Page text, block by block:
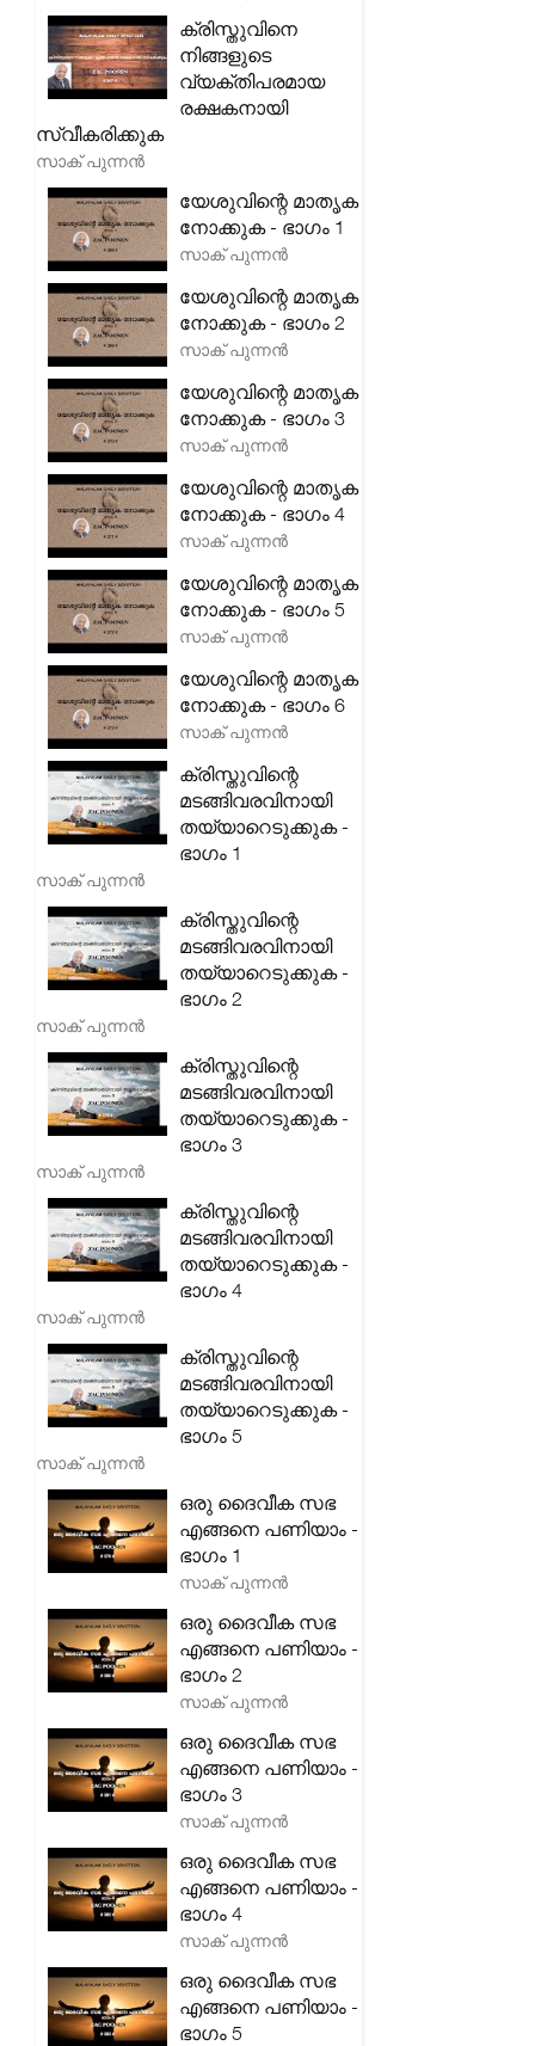
ക്രിസ്തുവിനെ
നിങ്ങളുടെ
വ്യക്തിപരമായ
രക്ഷകനായി
സ്വീകരിക്കുക
സാക് പുന്നൻ
യേശുവിന്റെ മാതൃക
നോക്കുക - ഭാഗം 1
സാക് പുന്നൻ
യേശുവിന്റെ മാതൃക
നോക്കുക - ഭാഗം 2
സാക് പുന്നൻ
യേശുവിന്റെ മാതൃക
നോക്കുക - ഭാഗം 3
സാക് പുന്നൻ
യേശുവിന്റെ മാതൃക
നോക്കുക - ഭാഗം 4
സാക് പുന്നൻ
യേശുവിന്റെ മാതൃക
നോക്കുക - ഭാഗം 5
സാക് പുന്നൻ
യേശുവിന്റെ മാതൃക
നോക്കുക - ഭാഗം 6
സാക് പുന്നൻ
ക്രിസ്തുവിന്റെ
മടങ്ങിവരവിനായി
തയ്യാറെടുക്കുക -
ഭാഗം 1
സാക് പുന്നൻ
ക്രിസ്തുവിന്റെ
മടങ്ങിവരവിനായി
തയ്യാറെടുക്കുക -
ഭാഗം 2
സാക് പുന്നൻ
ക്രിസ്തുവിന്റെ
മടങ്ങിവരവിനായി
തയ്യാറെടുക്കുക -
ഭാഗം 3
സാക് പുന്നൻ
ക്രിസ്തുവിന്റെ
മടങ്ങിവരവിനായി
തയ്യാറെടുക്കുക -
ഭാഗം 4
സാക് പുന്നൻ
ക്രിസ്തുവിന്റെ
മടങ്ങിവരവിനായി
തയ്യാറെടുക്കുക -
ഭാഗം 5
സാക് പുന്നൻ
ഒരു ദൈവീക സഭ
എങ്ങനെ പണിയാം -
ഭാഗം 1
സാക് പുന്നൻ
ഒരു ദൈവീക സഭ
എങ്ങനെ പണിയാം -
ഭാഗം 2
സാക് പുന്നൻ
ഒരു ദൈവീക സഭ
എങ്ങനെ പണിയാം -
ഭാഗം 3
സാക് പുന്നൻ
ഒരു ദൈവീക സഭ
എങ്ങനെ പണിയാം -
ഭാഗം 4
സാക് പുന്നൻ
ഒരു ദൈവീക സഭ
എങ്ങനെ പണിയാം -
ഭാഗം 5